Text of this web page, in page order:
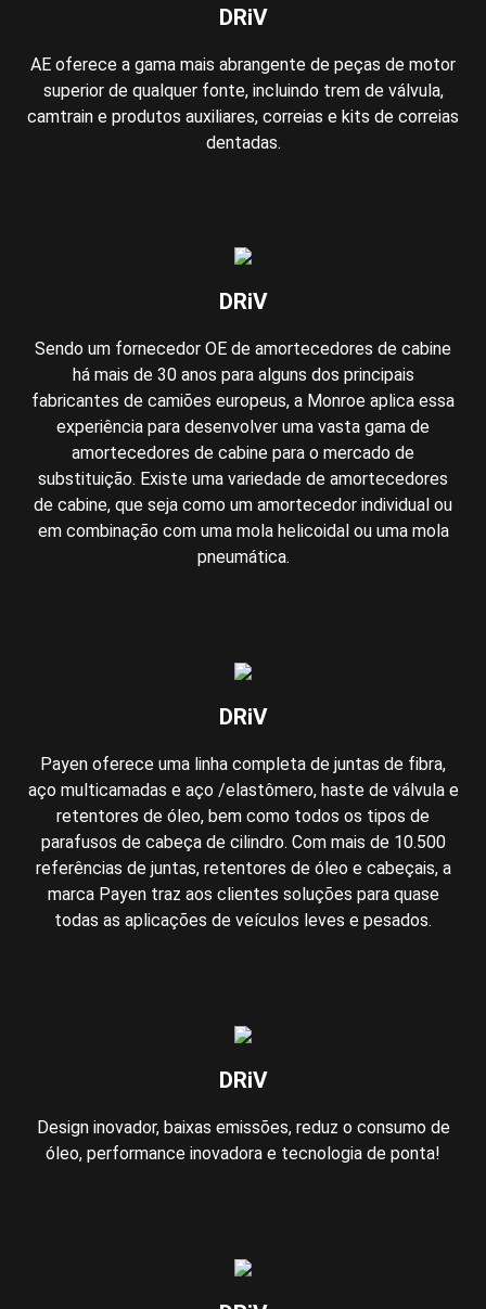
DRiV
AE oferece a gama mais abrangente de peças de motor
superior de qualquer fonte, incluindo trem de válvula,
camtrain e produtos auxiliares, correias e kits de correias
dentadas.
DRiV
Sendo um fornecedor OE de amortecedores de cabine
há mais de 30 anos para alguns dos principais
fabricantes de camiões europeus, a Monroe aplica essa
experiência para desenvolver uma vasta gama de
amortecedores de cabine para o mercado de
substituição. Existe uma variedade de amortecedores
de cabine, que seja como um amortecedor individual ou
em combinação com uma mola helicoidal ou uma mola
pneumática.
DRiV
Payen oferece uma linha completa de juntas de fibra,
aço multicamadas e aço /elastômero, haste de válvula e
retentores de óleo, bem como todos os tipos de
parafusos de cabeça de cilindro. Com mais de 10.500
referências de juntas, retentores de óleo e cabeçais, a
marca Payen traz aos clientes soluções para quase
todas as aplicações de veículos leves e pesados.
DRiV
Design inovador, baixas emissões, reduz o consumo de
óleo, performance inovadora e tecnologia de ponta!